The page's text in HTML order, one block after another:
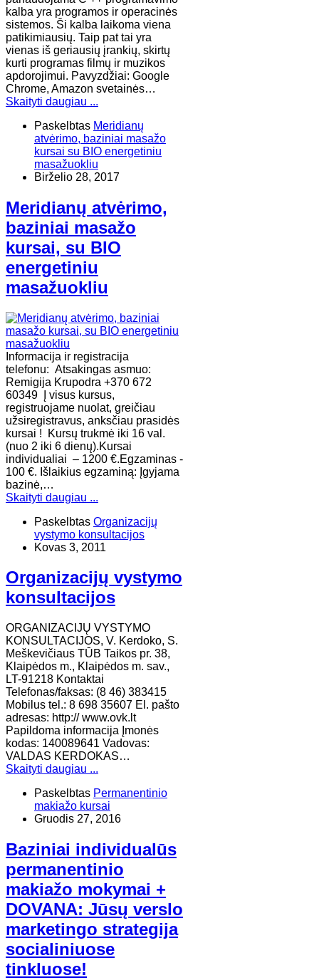
kalba yra programos ir operacinės
sistemos. Ši kalba laikoma viena
patikimiausių. Taip pat tai yra
vienas iš geriausių įrankių, skirtų
kurti programas filmų ir muzikos
apdorojimui. Pavyzdžiai: Google
Chrome, Amazon svetainės…
Skaityti daugiau ...
Paskelbtas Meridianų
atvėrimo, baziniai masažo
kursai su BIO energetiniu
masažuokliu
Birželio 28, 2017
Meridianų atvėrimo,
baziniai masažo
kursai, su BIO
energetiniu
masažuokliu
Informacija ir registracija
telefonu: Atsakingas asmuo:
Remigija Krupodra +370 672
60349 Į visus kursus,
registruojame nuolat, greičiau
užsiregistravus, anksčiau prasidės
kursai ! Kursų trukmė iki 16 val.
(nuo 2 iki 6 dienų).Kursai
individualiai – 1200 €.Egzaminas -
100 €. Išlaikius egzaminą: Įgyjama
bazinė,…
Skaityti daugiau ...
Paskelbtas Organizacijų
vystymo konsultacijos
Kovas 3, 2011
Organizacijų vystymo
konsultacijos
ORGANIZACIJŲ VYSTYMO
KONSULTACIJOS, V. Kerdoko, S.
Meškevičiaus TŪB Taikos pr. 38,
Klaipėdos m., Klaipėdos m. sav.,
LT-91218 Kontaktai
Telefonas/faksas: (8 46) 383415
Mobilus tel.: 8 698 35607 El. pašto
adresas: http:// www.ovk.lt
Papildoma informacija Įmonės
kodas: 140089641 Vadovas:
VALDAS KERDOKAS…
Skaityti daugiau ...
Paskelbtas Permanentinio
makiažo kursai
Gruodis 27, 2016
Baziniai individualūs
permanentinio
makiažo mokymai +
DOVANA: Jūsų verslo
marketingo strategija
socialiniuose
tinkluose!